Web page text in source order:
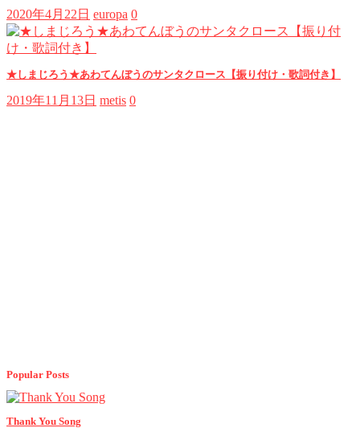
2020年4月22日 europa 0
★しまじろう★あわてんぼうのサンタクロース【振り付け・歌詞付き】
2019年11月13日 metis 0
Popular Posts
Thank You Song